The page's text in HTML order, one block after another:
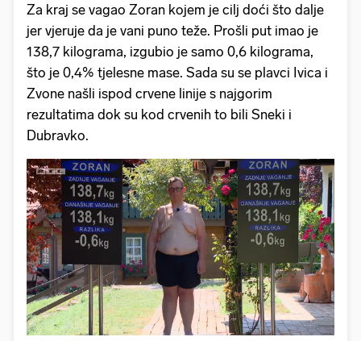
Za kraj se vagao Zoran kojem je cilj doći što dalje
jer vjeruje da je vani puno teže. Prošli put imao je
138,7 kilograma, izgubio je samo 0,6 kilograma,
što je 0,4% tjelesne mase. Sada su se plavci Ivica i
Zvone našli ispod crvene linije s najgorim
rezultatima dok su kod crvenih to bili Sneki i
Dubravko.